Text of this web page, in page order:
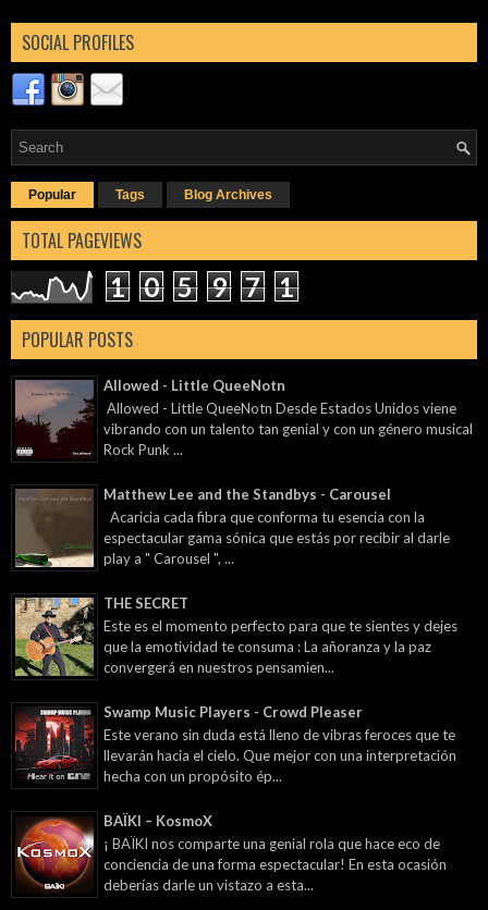
SOCIAL PROFILES
Popular Tags Blog Archives
TOTAL PAGEVIEWS
1 0 5 9 7 1
POPULAR POSTS
Allowed - Little QueeNotn
Allowed - Little QueeNotn Desde Estados Unidos viene
vibrando con un talento tan genial y con un género musical
Rock Punk ...
Matthew Lee and the Standbys - Carousel
Acaricia cada fibra que conforma tu esencia con la
espectacular gama sónica que estás por recibir al darle
play a " Carousel ", ...
THE SECRET
Este es el momento perfecto para que te sientes y dejes
que la emotividad te consuma : La añoranza y la paz
convergerá en nuestros pensamien...
Swamp Music Players - Crowd Pleaser
Este verano sin duda está lleno de vibras feroces que te
llevarán hacia el cielo. Que mejor con una interpretación
hecha con un propósito ép...
BAÏKI – KosmoX
¡ BAÏKI nos comparte una genial rola que hace eco de
conciencia de una forma espectacular! En esta ocasión
deberías darle un vistazo a esta...